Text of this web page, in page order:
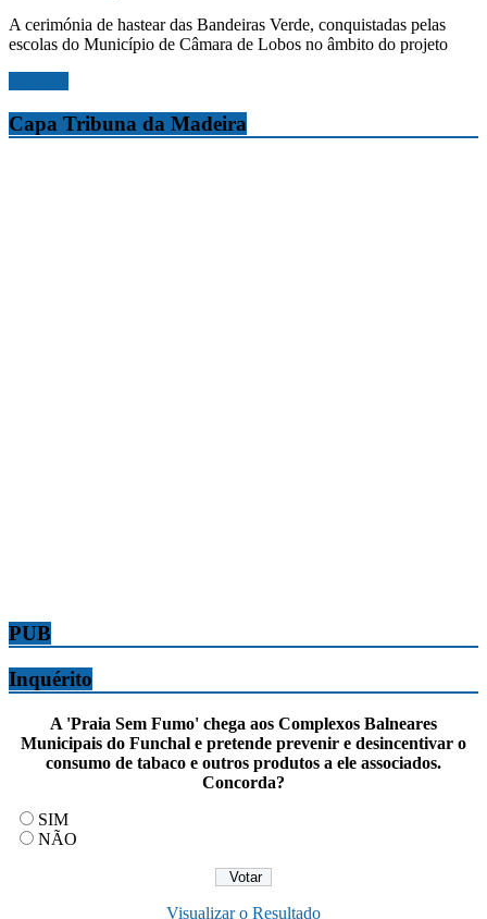
A cerimónia de hastear das Bandeiras Verde, conquistadas pelas
escolas do Município de Câmara de Lobos no âmbito do projeto
Capa Tribuna da Madeira
PUB
Inquérito
A 'Praia Sem Fumo' chega aos Complexos Balneares
Municipais do Funchal e pretende prevenir e desincentivar o
consumo de tabaco e outros produtos a ele associados.
Concorda?
SIM
NÃO
Visualizar o Resultado